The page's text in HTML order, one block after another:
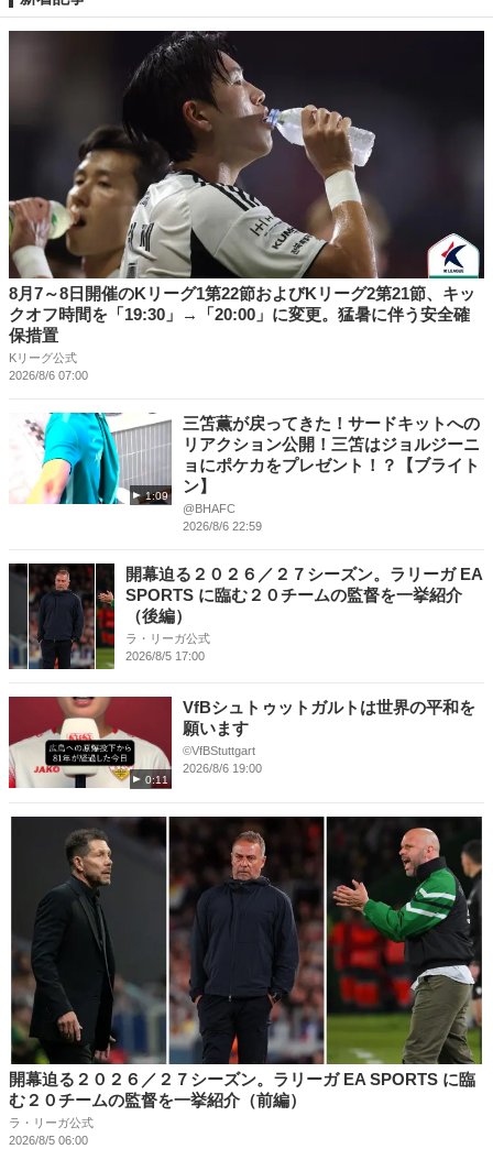
8月7～8日開催のKリーグ1第22節およびKリーグ2第21節、キッ
クオフ時間を「19:30」→「20:00」に変更。猛暑に伴う安全確
保措置
Kリーグ公式
2026/8/6 07:00
1:09
三笘薫が戻ってきた！サードキットへの
リアクション公開！三笘はジョルジーニ
ョにポケカをプレゼント！？【ブライト
ン】
@BHAFC
2026/8/6 22:59
開幕迫る２０２６／２７シーズン。ラリーガ EA
SPORTS に臨む２０チームの監督を一挙紹介
（後編）
ラ・リーガ公式
2026/8/5 17:00
0:11
VfBシュトゥットガルトは世界の平和を
願います
©VfBStuttgart
2026/8/6 19:00
開幕迫る２０２６／２７シーズン。ラリーガ EA SPORTS に臨
む２０チームの監督を一挙紹介（前編）
ラ・リーガ公式
2026/8/5 06:00